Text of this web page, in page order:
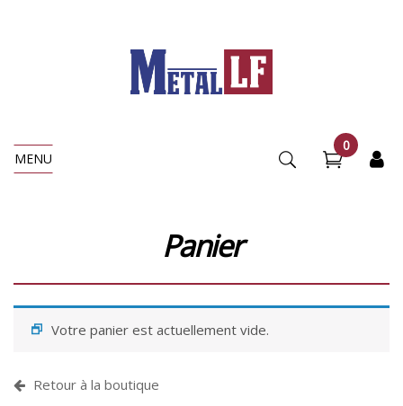
MENU
0
Panier
Votre panier est actuellement vide.
Retour à la boutique